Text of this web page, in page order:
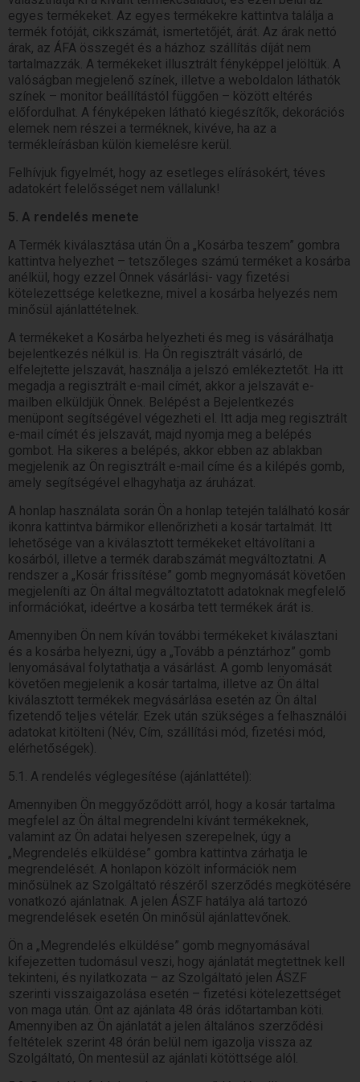
egyes termékeket. Az egyes termékekre kattintva találja a
termék fotóját, cikkszámát, ismertetőjét, árát. Az árak nettó
árak, az ÁFA összegét és a házhoz szállítás díját nem
tartalmazzák. A termékeket illusztrált fényképpel jelöltük. A
valóságban megjelenő színek, illetve a weboldalon láthatók
színek – monitor beállítástól függően – között eltérés
előfordulhat. A fényképeken látható kiegészítők, dekorációs
elemek nem részei a terméknek, kivéve, ha az a
termékleírásban külön kiemelésre kerül.
Felhívjuk figyelmét, hogy az esetleges elírásokért, téves
adatokért felelősséget nem vállalunk!
5. A rendelés menete
A Termék kiválasztása után Ön a „Kosárba teszem” gombra
kattintva helyezhet – tetszőleges számú terméket a kosárba
anélkül, hogy ezzel Önnek vásárlási- vagy fizetési
kötelezettsége keletkezne, mivel a kosárba helyezés nem
minősül ajánlattételnek.
A termékeket a Kosárba helyezheti és meg is vásárálhatja
bejelentkezés nélkül is. Ha Ön regisztrált vásárló, de
elfelejtette jelszavát, használja a jelszó emlékeztetőt. Ha itt
megadja a regisztrált e-mail címét, akkor a jelszavát e-
mailben elküldjük Önnek. Belépést a Bejelentkezés
menüpont segítségével végezheti el. Itt adja meg regisztrált
e-mail címét és jelszavát, majd nyomja meg a belépés
gombot. Ha sikeres a belépés, akkor ebben az ablakban
megjelenik az Ön regisztrált e-mail címe és a kilépés gomb,
amely segítségével elhagyhatja az áruházat.
A honlap használata során Ön a honlap tetején található kosár
ikonra kattintva bármikor ellenőrizheti a kosár tartalmát. Itt
lehetősége van a kiválasztott termékeket eltávolítani a
kosárból, illetve a termék darabszámát megváltoztatni. A
rendszer a „Kosár frissítése” gomb megnyomását követően
megjeleníti az Ön által megváltoztatott adatoknak megfelelő
információkat, ideértve a kosárba tett termékek árát is.
Amennyiben Ön nem kíván további termékeket kiválasztani
és a kosárba helyezni, úgy a „Tovább a pénztárhoz” gomb
lenyomásával folytathatja a vásárlást. A gomb lenyomását
követően megjelenik a kosár tartalma, illetve az Ön által
kiválasztott termékek megvásárlása esetén az Ön által
fizetendő teljes vételár. Ezek után szükséges a felhasználói
adatokat kitölteni (Név, Cím, szállítási mód, fizetési mód,
elérhetőségek).
5.1. A rendelés véglegesítése (ajánlattétel):
Amennyiben Ön meggyőződött arról, hogy a kosár tartalma
megfelel az Ön által megrendelni kívánt termékeknek,
valamint az Ön adatai helyesen szerepelnek, úgy a
„Megrendelés elküldése” gombra kattintva zárhatja le
megrendelését. A honlapon közölt információk nem
minősülnek az Szolgáltató részéről szerződés megkötésére
vonatkozó ajánlatnak. A jelen ÁSZF hatálya alá tartozó
megrendelések esetén Ön minősül ajánlattevőnek.
Ön a „Megrendelés elküldése” gomb megnyomásával
kifejezetten tudomásul veszi, hogy ajánlatát megtettnek kell
tekinteni, és nyilatkozata – az Szolgáltató jelen ÁSZF
szerinti visszaigazolása esetén – fizetési kötelezettséget
von maga után. Önt az ajánlata 48 órás időtartamban köti.
Amennyiben az Ön ajánlatát a jelen általános szerződési
feltételek szerint 48 órán belül nem igazolja vissza az
Szolgáltató, Ön mentesül az ajánlati kötöttsége alól.